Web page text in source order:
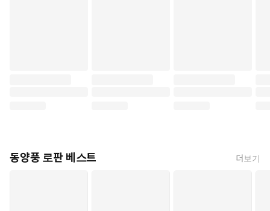
동양풍 로판 베스트 더보기